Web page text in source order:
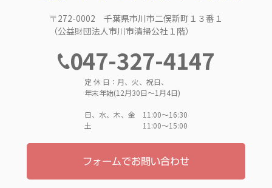
〒272-0002 千葉県市川市二俣新町１３番１
（公益財団法人市川市清掃公社１階）
047-327-4147
定 休 日：月、火、祝日、
年末年始(12月30日～1月4日)
日、水、木、金 11:00〜16:30
土 11:00〜15:00
フォームでお問い合わせ